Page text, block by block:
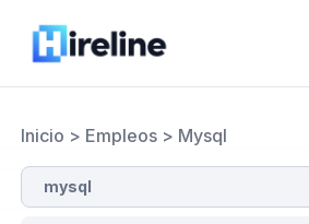
Inicio > Empleos> Mysql